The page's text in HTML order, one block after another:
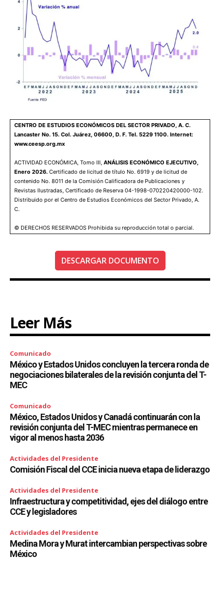
CENTRO DE ESTUDIOS ECONÓMICOS DEL SECTOR PRIVADO, A. C.
Lancaster No. 15. Col. Juárez, 06600, D. F. Tel. 5229 1100. Internet:
www.ceesp.org.mx
ACTIVIDAD ECONÓMICA, Tomo III, ANÁLISIS ECONÓMICO EJECUTIVO,
Enero 2026. Certificado de licitud de título No. 6919 y de licitud de
contenido No. 8011 de la Comisión Calificadora de Publicaciones y
Revistas Ilustradas, Certificado de Reserva 04-1998-070220420000-102.
Distribuido por el Centro de Estudios Económicos del Sector Privado, A.
C.
© DERECHOS RESERVADOS Prohibida su reproducción total o parcial.
DESCARGAR DOCUMENTO
Leer Más
Comunicado
México y Estados Unidos concluyen la tercera ronda de
negociaciones bilaterales de la revisión conjunta del T-
MEC
Comunicado
México, Estados Unidos y Canadá continuarán con la
revisión conjunta del T-MEC mientras permanece en
vigor al menos hasta 2036
Actividades del Presidente
Comisión Fiscal del CCE inicia nueva etapa de liderazgo
Actividades del Presidente
Infraestructura y competitividad, ejes del diálogo entre
CCE y legisladores
Actividades del Presidente
Medina Mora y Murat intercambian perspectivas sobre
México